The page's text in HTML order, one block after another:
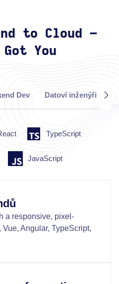
to Cloud –
Got You
Dev Datoví inženýři
TypeScript
JavaScript
a responsive, pixel-
Angular, TypeScript,